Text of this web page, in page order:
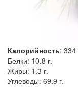
Калорийность: 334
Белки: 10.8 г.
Жиры: 1.3 г.
Углеводы: 69.9 г.